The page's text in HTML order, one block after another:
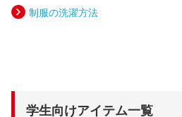
制服の洗濯方法
学生向けアイテム一覧